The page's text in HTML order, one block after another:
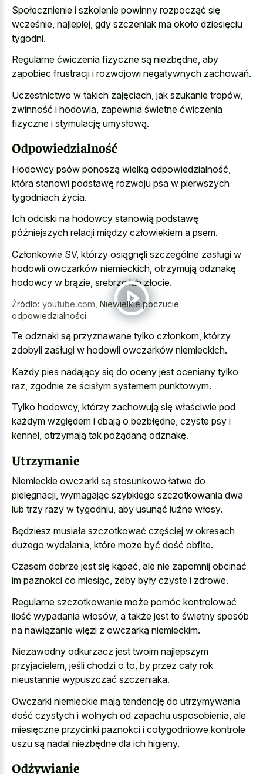
Społecznienie i szkolenie powinny rozpocząć się
wcześnie, najlepiej, gdy szczeniak ma około dziesięciu
tygodni.
Regularne ćwiczenia fizyczne są niezbędne, aby
zapobiec frustracji i rozwojowi negatywnych zachowań.
Uczestnictwo w takich zajęciach, jak szukanie tropów,
zwinność i hodowla, zapewnia świetne ćwiczenia
fizyczne i stymulację umysłową.
Odpowiedzialność
Hodowcy psów ponoszą wielką odpowiedzialność,
która stanowi podstawę rozwoju psa w pierwszych
tygodniach życia.
Ich odciski na hodowcy stanowią podstawę
późniejszych relacji między człowiekiem a psem.
Członkowie SV, którzy osiągnęli szczególne zasługi w
hodowli owczarków niemieckich, otrzymują odznakę
hodowcy w brązie, srebrze lub złocie.
Źródło: youtube.com Niewielkie poczucie
odpowiedzialności
Te odznaki są przyznawane tylko członkom, którzy
zdobyli zasługi w hodowli owczarków niemieckich.
Każdy pies nadający się do oceny jest oceniany tylko
raz, zgodnie ze ścisłym systemem punktowym.
Tylko hodowcy, którzy zachowują się właściwie pod
każdym względem i dbają o bezbłędne, czyste psy i
kennel, otrzymają tak pożądaną odznakę.
Utrzymanie
Niemieckie owczarki są stosunkowo łatwe do
pielęgnacji, wymagając szybkiego szczotkowania dwa
lub trzy razy w tygodniu, aby usunąć luźne włosy.
Będziesz musiała szczotkować częściej w okresach
dużego wydalania, które może być dość obfite.
Czasem dobrze jest się kąpać, ale nie zapomnij obcinać
im paznokci co miesiąc, żeby były czyste i zdrowe.
Regularne szczotkowanie może pomóc kontrolować
ilość wypadania włosów, a także jest to świetny sposób
na nawiązanie więzi z owczarką niemieckim.
Niezawodny odkurzacz jest twoim najlepszym
przyjacielem, jeśli chodzi o to, by przez cały rok
nieustannie wypuszczać szczeniaka.
Owczarki niemieckie mają tendencję do utrzymywania
dość czystych i wolnych od zapachu usposobienia, ale
miesięczne przycinki paznokci i cotygodniowe kontrole
uszu są nadal niezbędne dla ich higieny.
Odżywianie